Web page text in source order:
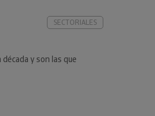
SECTORIALES
y son las que